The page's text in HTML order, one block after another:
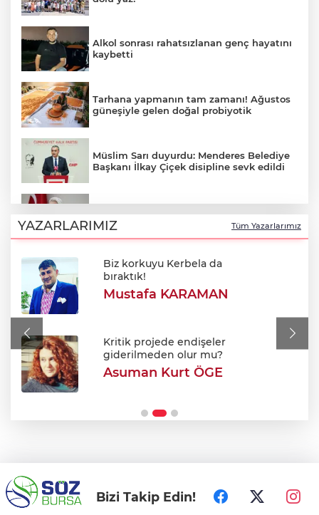
Alkol sonrası rahatsızlanan genç hayatını
kaybetti
Tarhana yapmanın tam zamanı! Ağustos
güneşiyle gelen doğal probiyotik
Müslim Sarı duyurdu: Menderes Belediye
Başkanı İlkay Çiçek disipline sevk edildi
"Önceliğim annelik!"
Aslı Hünel 64. Uluslararası Bursa
Festivali'nde sahne aldı!
Türksat'tan yayın aktarımı açıklaması: TV
YAZARLARIMIZ Tüm Yazarlarımız
Biz korkuyu Kerbela da
bıraktık!
Mustafa KARAMAN
Kritik projede endişeler
giderilmeden olur mu?
Asuman Kurt ÖGE
Bizi Takip Edin!